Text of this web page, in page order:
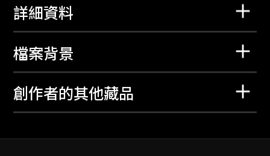
詳細資料
檔案背景
創作者的其他藏品